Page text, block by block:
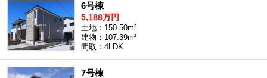
6号棟
5,188万円
土地：150.50m²
建物：107.39m²
間取：4LDK
7号棟